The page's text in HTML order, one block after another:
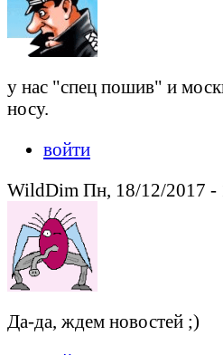
у нас "спец пошив" и
носу.
войти
WildDim Пн, 18/12/2017 -
Да-да, ждем новостей ;)